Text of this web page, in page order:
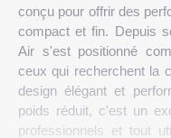
conçu pour offrir des
compact et fin. Depuis
Air s'est positionné
ceux qui recherchent la
design élégant et
poids réduit, c'est un
professionnels et tout